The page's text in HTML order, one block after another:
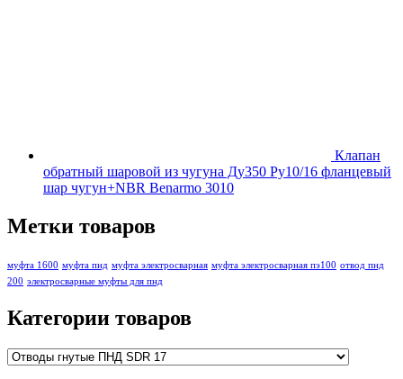
Клапан
обратный шаровой из чугуна Ду350 Ру10/16 фланцевый
шар чугун+NBR Benarmo 3010
Метки товаров
муфта 1600 муфта пнд муфта электросварная муфта электросварная пэ100 отвод пнд
200 электросварные муфты для пнд
Категории товаров